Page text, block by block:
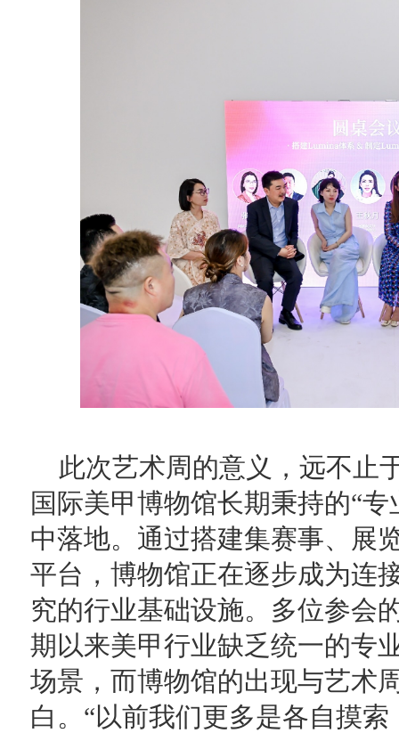
此次艺术周的意义，远不止
国际美甲博物馆长期秉持的“
中落地。通过搭建集赛事、展
平台，博物馆正在逐步成为连
究的行业基础设施。多位参会
期以来美甲行业缺乏统一的专
场景，而博物馆的出现与艺术
白。“以前我们更多是各自摸